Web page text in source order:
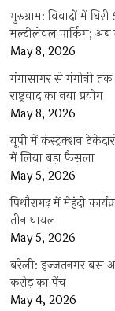
गुरुग्राम: विवादों में
मल्टीलेवल पार्किंग; अब
May 8, 2026
गंगासागर से गंगोत्री
राष्ट्रवाद का नया प्रयोग
May 8, 2026
यूपी में कंस्ट्रक्शन
में लिया बड़ा फैसला
May 5, 2026
पिथौरागढ़ में मेहंदी
तीन घायल
May 5, 2026
बरेली: इज्जतनगर बस
करोड़ का पेंच
May 4, 2026